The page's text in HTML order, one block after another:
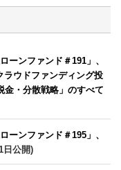
ーンファンド＃191」、
ラウドファンディング投
金・分散戦略」のすべて
ーンファンド＃195」、
日公開)